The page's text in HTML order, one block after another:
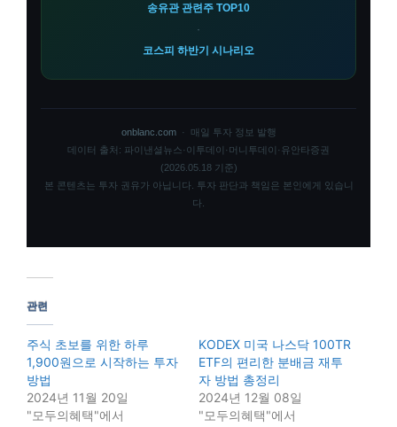
송유관 관련주 TOP10
·
코스피 하반기 시나리오
onblanc.com· 매일 투자 정보 발행
데이터 출처: 파이낸셜뉴스·이투데이·머니투데이·유안타증권
(2026.05.18 기준)
본 콘텐츠는 투자 권유가 아닙니다. 투자 판단과 책임은 본인에게 있습니
다.
관련
주식 초보를 위한 하루
1,900원으로 시작하는 투자
방법
2024년 11월 20일
"모두의혜택"에서
KODEX 미국 나스닥 100TR
ETF의 편리한 분배금 재투
자 방법 총정리
2024년 12월 08일
"모두의혜택"에서